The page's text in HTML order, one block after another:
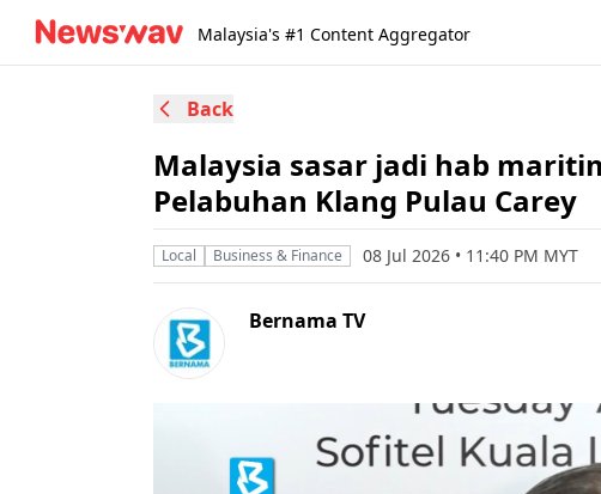
Malaysia's #1 Content Aggregator
Back
Malaysia sasar jadi hab
Pelabuhan Klang Pulau Carey
Local Business & Finance 08 Jul 2026 • 11:40 PM MYT
Bernama TV